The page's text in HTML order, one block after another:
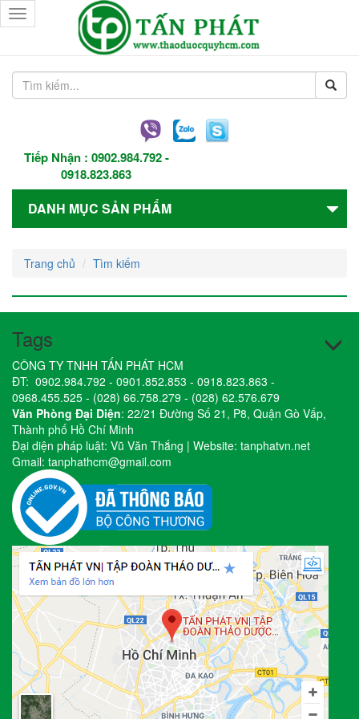
Tiếp Nhận : 0902.984.792-
0918.823.863
Toggle
navigation
DANH MỤC SẢN PHẨM
Trang chủ Tìm kiếm
Tags
CÔNG TY TNHH TẤN PHÁT HCM
ĐT: 0902.984.792 - 0901.852.853 - 0918.823.863 -
0968.455.525 - (028) 66.758.279 - (028) 62.576.679
Văn Phòng Đại Diện: 22/21 Đường Số 21, P8, Quận Gò Vấp,
Thành phố Hồ Chí Minh
Đại diện pháp luật: Vũ Văn Thắng | Website: tanphatvn.net
Gmail: tanphathcm@gmail.com